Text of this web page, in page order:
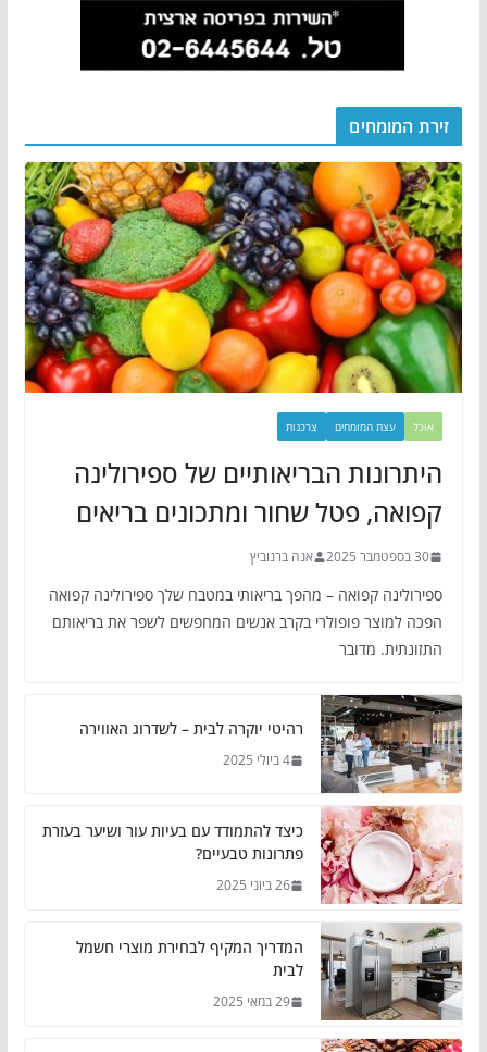
זירת המומחים
אוכל עצת המומחים צרכנות
היתרונות הבריאותיים של ספירולינה
קפואה, פטל שחור ומתכונים בריאים
30 בספטמבר 2025 אנה ברנוביץ
ספירולינה קפואה – מהפך בריאותי במטבח שלך ספירולינה קפואה
הפכה למוצר פופולרי בקרב אנשים המחפשים לשפר את בריאותם
התזונתית. מדובר
רהיטי יוקרה לבית – לשדרוג האווירה
4 ביולי 2025
כיצד להתמודד עם בעיות עור ושיער בעזרת
פתרונות טבעיים?
26 ביוני 2025
המדריך המקיף לבחירת מוצרי חשמל
לבית
29 במאי 2025